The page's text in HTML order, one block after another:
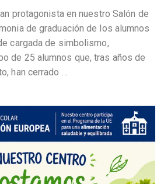
protagonista en nuestro Salón de
de graduación de los alumnos
cargada de simbolismo,
de 25 alumnos que, tras años de
han cerrado …